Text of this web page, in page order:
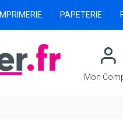
Mon
IMPRIMERIE PAPETERIE